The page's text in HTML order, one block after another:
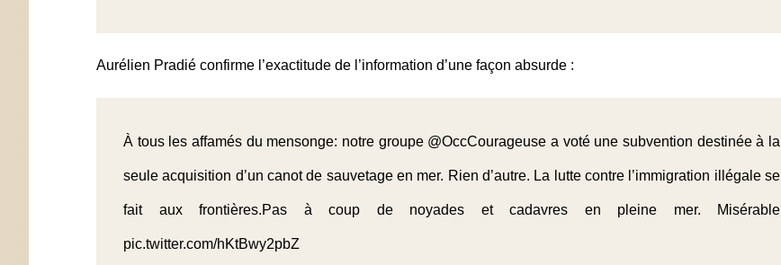
Aurélien Pradié confirme l’exactitude de l’information d’une façon absurde :
À tous les affamés du mensonge: notre groupe @OccCourageuse a voté une subvention destinée à la
seule acquisition d’un canot de sauvetage en mer. Rien d’autre. La lutte contre l’immigration illégale se
fait aux frontières.Pas à coup de noyades et cadavres en pleine mer. Misérable
pic.twitter.com/hKtBwy2pbZ